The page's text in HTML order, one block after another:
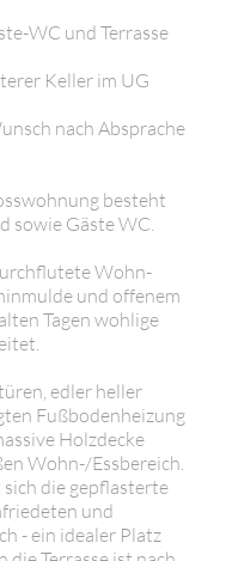
WC und Terrasse
Keller im UG
nach Absprache
besteht
sowie Gäste WC.
Wohn-
und offenem
Tagen wohlige
edler heller
Fußbodenheizung
Holzdecke
Wohn-/Essbereich.
die gepflasterte
und
- ein idealer Platz